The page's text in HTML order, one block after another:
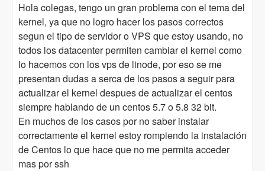
Hola colegas, tengo un gran problema con el tema del
kernel, ya que no logro hacer los pasos correctos
segun el tipo de servidor o VPS que estoy usando, no
todos los datacenter permiten cambiar el kernel como
lo hacemos con los vps de linode, por eso se me
presentan dudas a serca de los pasos a seguir para
actualizar el kernel despues de actualizar el centos
siempre hablando de un centos 5.7 o 5.8 32 bit.
En muchos de los casos por no saber instalar
correctamente el kernel estoy rompiendo la instalación
de Centos lo que hace que no me permita acceder
mas por ssh